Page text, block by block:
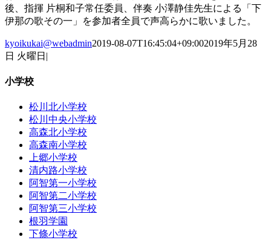
後、指揮 片桐和子常任委員、伴奏 小澤静佳先生による「下
伊那の歌その一」を参加者全員で声高らかに歌いました。
kyoikukai@webadmin2019-08-07T16:45:04+09:002019年5月28
日 火曜日 |
小学校
松川北小学校
松川中央小学校
高森北小学校
高森南小学校
上郷小学校
清内路小学校
阿智第一小学校
阿智第二小学校
阿智第三小学校
根羽学園
下條小学校